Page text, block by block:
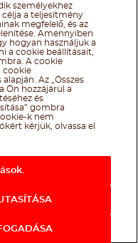
cookie tájékoztató
Impresszum
Ferrero
személyekhez
a teljesítmény
megfelelő, és az
Amennyiben
hogyan használjuk a
a cookie beállításait,
A cookie
cookie
Az „Összes
Ön hozzájárul a
és
gombra
k nem
kérjük, olvassa el